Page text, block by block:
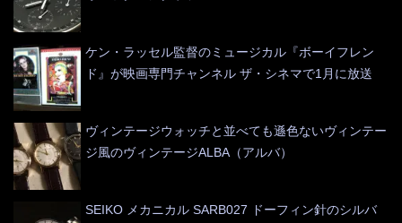
ケン・ラッセル監督のミュージカル『ボーイフレン
ド』が映画専門チャンネル ザ・シネマで1月に放送
ヴィンテージウォッチと並べても遜色ないヴィンテー
ジ風のヴィンテージALBA（アルバ）
SEIKO メカニカル SARB027 ドーフィン針のシルバ